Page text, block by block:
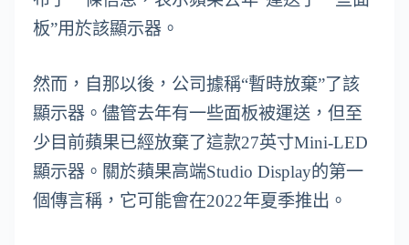
板”用於該顯示器。
然而，自那以後，公司據稱“暫時放棄”了該
顯示器。儘管去年有一些面板被運送，但至
少目前蘋果已經放棄了這款27英寸Mini-LED
顯示器。關於蘋果高端Studio Display的第一
個傳言稱，它可能會在2022年夏季推出。